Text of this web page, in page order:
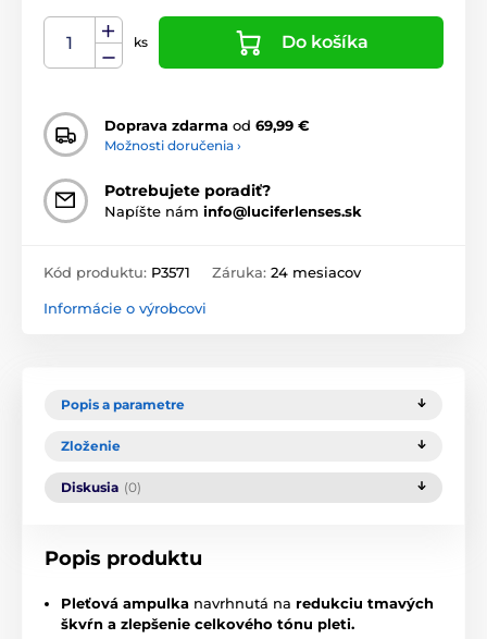
ks Do košíka
Doprava zdarma od 69,99 €
Možnosti doručenia ›
Potrebujete poradiť?
Napíšte nám info@luciferlenses.sk
Kód produktu: P3571 Záruka: 24 mesiacov
Informácie o výrobcovi
Popis a parametre
Zloženie
Diskusia (0)
Popis produktu
Pleťová ampulka navrhnutá na redukciu tmavých
škvŕn a zlepšenie celkového tónu pleti.